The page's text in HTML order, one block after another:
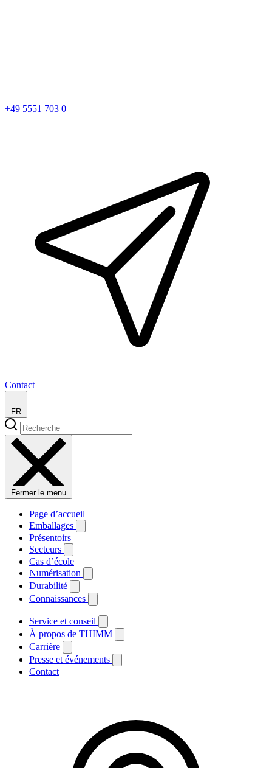
+49 5551 703 0
Contact
FR
Fermer le menu
Page d’accueil
Emballages
Présentoirs
Secteurs
Cas d’école
Numérisation
Durabilité
Connaissances
Service et conseil
À propos de THIMM
Carrière
Presse et événements
Contact